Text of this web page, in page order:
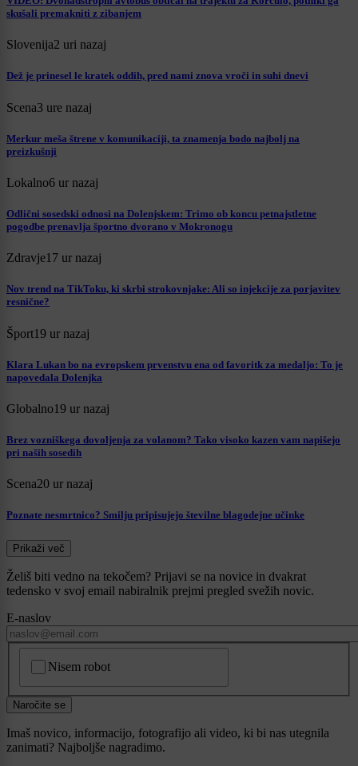
skušali premakniti z zibanjem
Slovenija2 uri nazaj
Dež je prinesel le kratek oddih, pred nami znova vroči in suhi dnevi
Scena3 ure nazaj
Merkur meša štrene v komunikaciji, ta znamenja bodo najbolj na
preizkušnji
Lokalno6 ur nazaj
Odlični sosedski odnosi na Dolenjskem: Trimo ob koncu petnajstletne
pogodbe prenavlja športno dvorano v Mokronogu
Zdravje17 ur nazaj
Nov trend na TikToku, ki skrbi strokovnjake: Ali so injekcije za porjavitev
resnične?
Šport19 ur nazaj
Klara Lukan bo na evropskem prvenstvu ena od favoritk za medaljo: To je
napovedala Dolenjka
Globalno19 ur nazaj
Brez vozniškega dovoljenja za volanom? Tako visoko kazen vam napišejo
pri naših sosedih
Scena20 ur nazaj
Poznate nesmrtnico? Smilju pripisujejo številne blagodejne učinke
Prikaži več
Želiš biti vedno na tekočem? Prijavi se na novice in dvakrat
tedensko v svoj email nabiralnik prejmi pregled svežih novic.
E-naslov
Nisem robot
Naročite se
Imaš novico, informacijo, fotografijo ali video, ki bi nas utegnila
zanimati? Najboljše nagradimo.